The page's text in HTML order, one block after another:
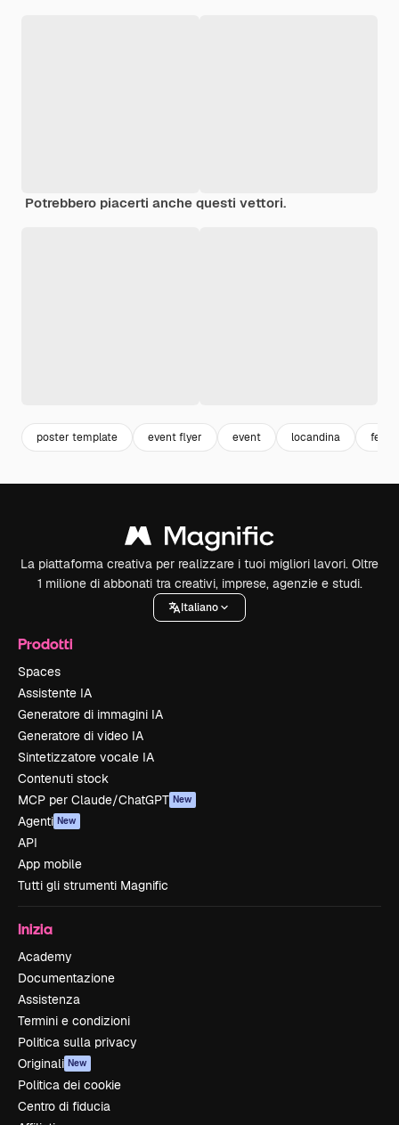
Potrebbero piacerti anche questi vettori.
poster template event flyer event locandina
La piattaforma creativa per realizzare i tuoi migliori lavori. Oltre
1 milione di abbonati tra creativi, imprese, agenzie e studi.
Italiano
Prodotti
Spaces
Assistente IA
Generatore di immagini IA
Generatore di video IA
Sintetizzatore vocale IA
Contenuti stock
MCP per Claude/ChatGPT New
Agenti New
API
App mobile
Tutti gli strumenti Magnific
Inizia
Academy
Documentazione
Assistenza
Termini e condizioni
Politica sulla privacy
Originali New
Politica dei cookie
Centro di fiducia